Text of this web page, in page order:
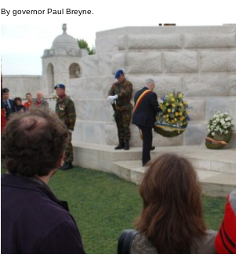
By governor Paul Breyne.